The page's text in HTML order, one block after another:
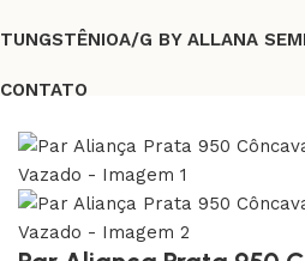
TUNGSTÊNIOA/G BY ALLANA
CONTATO